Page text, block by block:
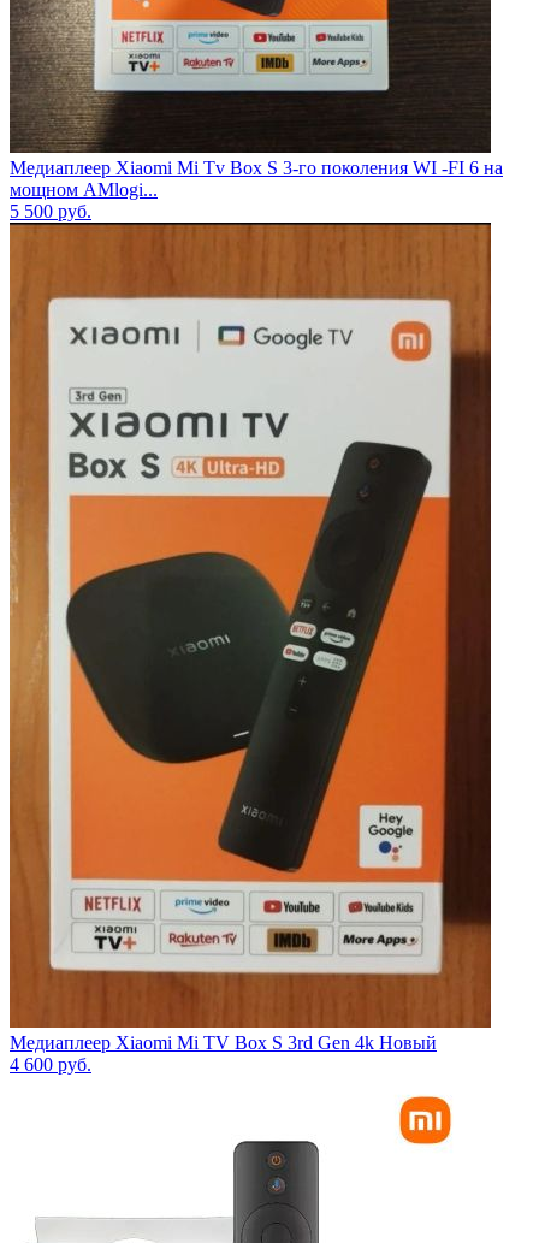
Медиаплеер Xiaomi Mi Tv Box S 3-го поколения WI -FI 6 на
мощном AMlogi...
5 500 руб.
Медиаплеер Xiaomi Mi TV Box S 3rd Gen 4k Новый
4 600 руб.